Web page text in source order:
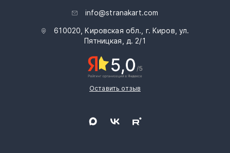
info@stranakart.com
610020, Кировская обл., г. Киров, ул.
Пятницкая, д. 2/1
Оставить отзыв